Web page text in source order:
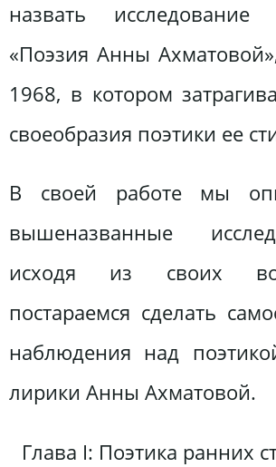
назвать
«Поэзия Анны
1968, в котором
своеобразия поэтики ее
В своей работе мы
вышеназванные
исходя из своих
постараемся сделать
наблюдения над
лирики Анны Ахматовой.
Глава І: Поэтика ранних